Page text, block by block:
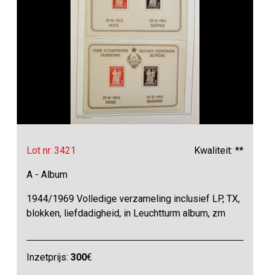
Lot nr. 3421 Kwaliteit: **
A - Album
1944/1969 Volledige verzameling inclusief LP, TX,
blokken, liefdadigheid, in Leuchtturm album, zm
Inzetprijs:300€